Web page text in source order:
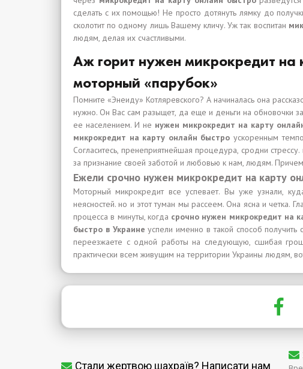
сделать с их помощью! Не просто дотянуть лямку до
сколотит по одному лишь Вашему кличу. Уж так воспитан
людям, делая их счастливыми.
Аж горит нужен микрокредит на
моторный «парубок»
Помните «Энеиду» Котляревского? А начиналась она
нужно. Он Вас сам разыщет, да еще и деньги на обновочки
ее населением. И не нужен микрокредит на карту
микрокредит на карту онлайн быстроускоренным
Согласитесь, пренеприятнейшая процедура, сродни
за признание своей заботой и любовью к нам, людям.
Ежели срочно нужен микрокредит на карту
Моторный микрокредит все успевает. Вы уже узнали,
неясностей. но и этот туман мы рассеем. Она ясна и четка.
процесса в минуты, когда срочно нужен микрокредит на
быстро в Украине успели именно в такой способ
переезжаете с одной работы на следующую, сшибая
практически всем живущим на территории Украины людям,
Стали жертвою шахраїв? Написати нам